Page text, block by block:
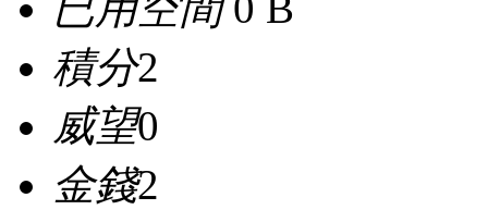
積分2
威望0
金錢2